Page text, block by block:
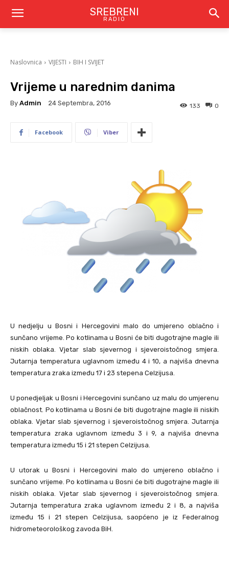
SREBRENI
RADIO
Naslovnica VIJESTI BIH I SVIJET
Vrijeme u narednim danima
By Admin 24 Septembra, 2016 0
133
Facebook Viber
U nedjelju u Bosni i Hercegovini malo do umjereno oblačno i
sunčano vrijeme. Po kotlinama u Bosni će biti dugotrajne magle ili
niskih oblaka. Vjetar slab sjevernog i sjeveroistočnog smjera.
Jutarnja temperatura uglavnom između 4 i 10, a najviša dnevna
temperatura zraka između 17 i 23 stepena Celzijusa.
U ponedjeljak u Bosni i Hercegovini sunčano uz malu do umjerenu
oblačnost. Po kotlinama u Bosni će biti dugotrajne magle ili niskih
oblaka. Vjetar slab sjevernog i sjeveroistočnog smjera. Jutarnja
temperatura zraka uglavnom između 3 i 9, a najviša dnevna
temperatura između 15 i 21 stepen Celzijusa.
U utorak u Bosni i Hercegovini malo do umjereno oblačno i
sunčano vrijeme. Po kotlinama u Bosni će biti dugotrajne magle ili
niskih oblaka. Vjetar slab sjevernog i sjeveroistočnog smjera.
Jutarnja temperatura zraka uglavnom između 2 i 8, a najviša
između 15 i 21 stepen Celzijusa, saopćeno je iz Federalnog
hidrometeorološkog zavoda BiH.